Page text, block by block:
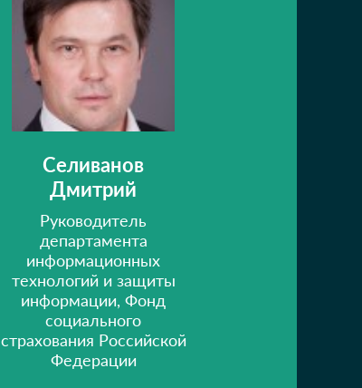
Селиванов
Дмитрий
Руководитель
департамента
информационных
технологий и защиты
информации, Фонд
социального
страхования Российской
Федерации